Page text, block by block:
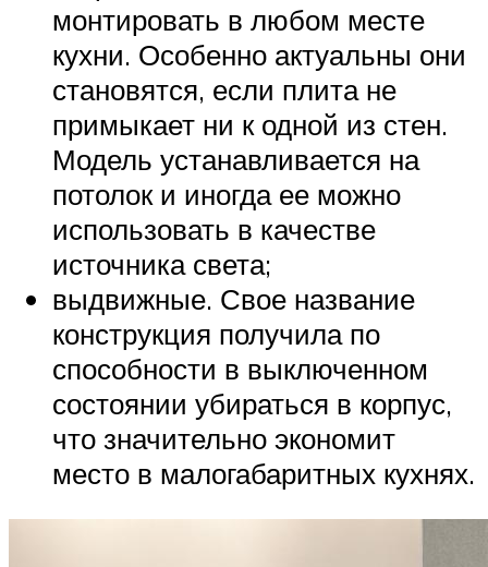
монтировать в любом месте
кухни. Особенно актуальны они
становятся, если плита не
примыкает ни к одной из стен.
Модель устанавливается на
потолок и иногда ее можно
использовать в качестве
источника света;
выдвижные. Свое название
конструкция получила по
способности в выключенном
состоянии убираться в корпус,
что значительно экономит
место в малогабаритных кухнях.